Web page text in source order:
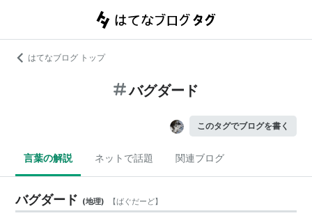
はてなブログ トップ
バグダード
このタグでブログを書く
言葉の解説 ネットで話題 関連ブログ
バグダード (地理) 【ばぐだーど】